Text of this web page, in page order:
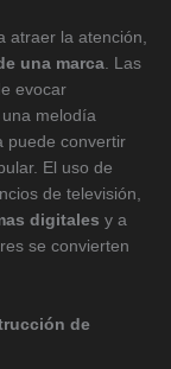
atraer la atención,
una marca. Las
evocar
melodía
puede convertir
El uso de
de televisión,
digitales y a
se convierten
de